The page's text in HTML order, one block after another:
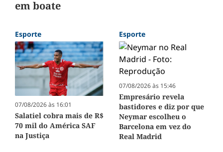
em boate
Esporte
07/08/2026 às 16:01
Salatiel cobra mais de R$
70 mil do América SAF
na Justiça
Esporte
07/08/2026 às 15:46
Empresário revela
bastidores e diz por que
Neymar escolheu o
Barcelona em vez do
Real Madrid